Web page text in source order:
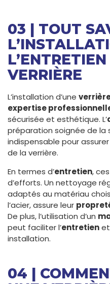
03 | TOUT
L’ENTRETIEN
VERRIÈRE
L’installation d’une
expertise
sécurisée et esthétique. L’
préparation soignée de la
indispensable pour
de la verrière.
En termes d’entretien,
d’efforts. Un nettoyage
adaptés au matériau
l’acier, assure leur
De plus, l’utilisation d’un
peut faciliter l’entretien
installation.
04 |